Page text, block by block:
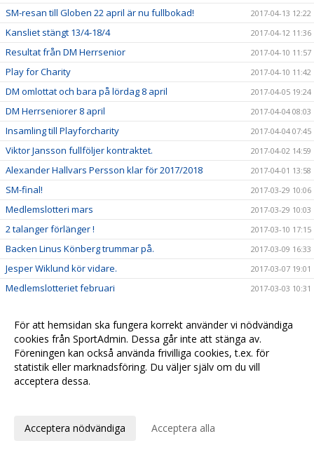
SM-resan till Globen 22 april är nu fullbokad! 2017-04-13 12:22
Kansliet stängt 13/4-18/4 2017-04-12 11:36
Resultat från DM Herrsenior 2017-04-10 11:57
Play for Charity 2017-04-10 11:42
DM omlottat och bara på lördag 8 april 2017-04-05 19:24
DM Herrseniorer 8 april 2017-04-04 08:03
Insamling till Playforcharity 2017-04-04 07:45
Viktor Jansson fullföljer kontraktet. 2017-04-02 14:59
Alexander Hallvars Persson klar för 2017/2018 2017-04-01 13:58
SM-final! 2017-03-29 10:06
Medlemslotteri mars 2017-03-29 10:03
2 talanger förlänger ! 2017-03-10 17:15
Backen Linus Könberg trummar på. 2017-03-09 16:33
Jesper Wiklund kör vidare. 2017-03-07 19:01
Medlemslotteriet februari 2017-03-03 10:31
Medlemslotteriet-delbetalning 2017-02-22 11:23
Webbsändning av herrmatchen. 2017-02-20 16:21
Supperterbuss till Järfälla 18 feb 2017-02-11 20:44
Medlemslotteriet januari
Newbody
För att hemsidan ska fungera korrekt använder vi nödvändiga
cookies från SportAdmin. Dessa går inte att stänga av.
Föreningen kan också använda frivilliga cookies, t.ex. för
statistik eller marknadsföring. Du väljer själv om du vill
acceptera dessa.
Acceptera nödvändiga Acceptera alla